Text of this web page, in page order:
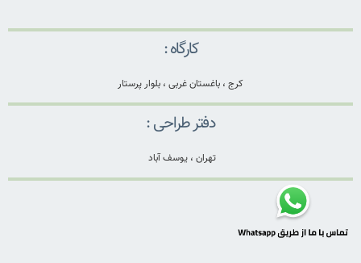
کارگاه :
کرج ، باغستان غربی ، بلوار پرستار
دفتر طراحی :
تهران ، یوسف آباد